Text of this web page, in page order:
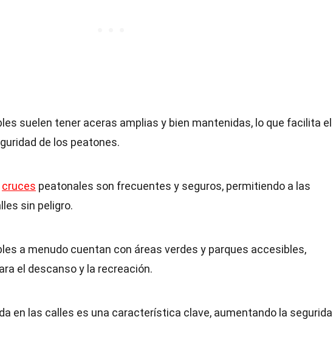
suelen tener aceras amplias y bien mantenidas, lo que facilita el
de los peatones.
cruces peatonales son frecuentes y seguros, permitiendo a las
sin peligro.
a menudo cuentan con áreas verdes y parques accesibles,
el descanso y la recreación.
en las calles es una característica clave, aumentando la